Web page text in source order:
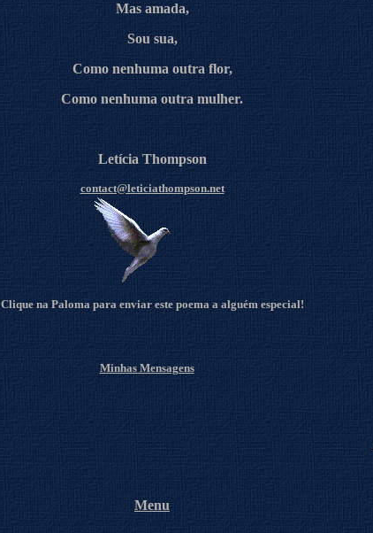
Mas amada,
Sou sua,
Como nenhuma outra flor,
Como nenhuma outra mulher.
Letícia Thompson
contact@leticiathompson.net
Clique na Paloma para enviar este poema a alguém especial!
Minhas Mensagens
Menu